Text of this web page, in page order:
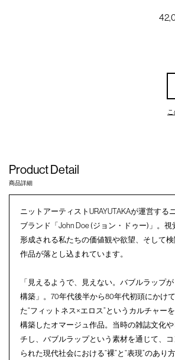
Product Detail
商品詳細
ニットアーティストURAYUTAKAが運営する
ブランド「John Doe (ジョン・ドゥー)」。
形成される私たちの価値観や欲望、そして
作品が落とし込まれています。
「見えるようで、見えない。バブルラップ
構築」。70年代後半から80年代初頭にかけ
た“フィットネス×エロス”というカルチャー
構築したオマージュ作品。当時の雑誌文化
チし、バブルラップという素材を通じて、
られた現代社会における“裸”と“表現”のあり